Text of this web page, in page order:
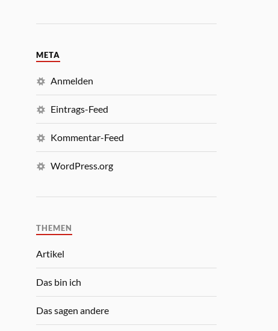
META
Anmelden
Eintrags-Feed
Kommentar-Feed
WordPress.org
THEMEN
Artikel
Das bin ich
Das sagen andere